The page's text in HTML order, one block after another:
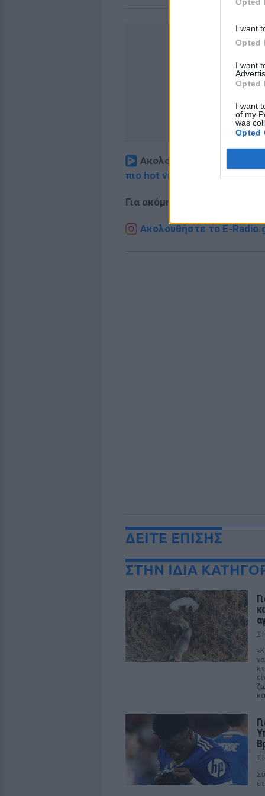
I want
Opted
I want
Opted
I want
of my
was
Opted
Ακολουθήστε το E-
πιο hot νέα
Για ακόμη περισσότερα
Ακολουθήστε το E-
ΔΕΙΤΕ ΕΠΙΣΗΣ
ΣΤΗΝ ΙΔΙΑ